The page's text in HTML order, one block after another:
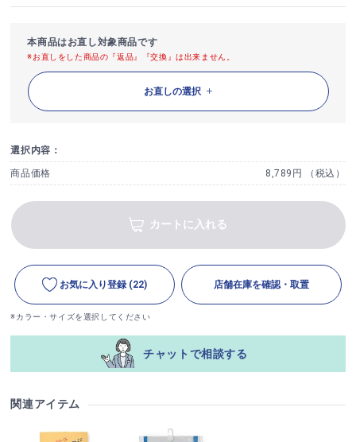
本商品はお直し対象商品です
※お直しをした商品の『返品』『交換』は出来ません。
お直しの選択
選択内容：
商品価格 8,789円 （税込）
カートに入れる
お気に入り登録 (22) 店舗在庫を確認・取置
※カラー・サイズを選択してください
チャットで相談する
関連アイテム